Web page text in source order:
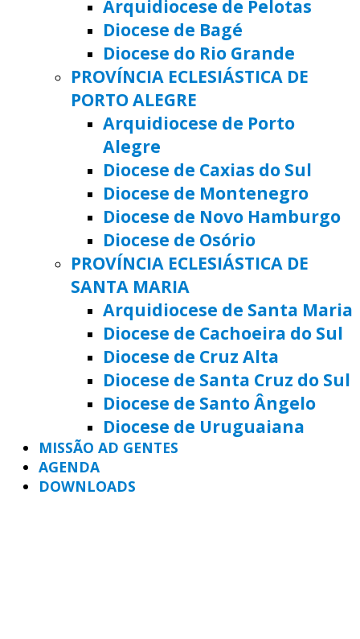
Arquidiocese de Pelotas
Diocese de Bagé
Diocese do Rio Grande
PROVÍNCIA ECLESIÁSTICA DE
PORTO ALEGRE
Arquidiocese de Porto
Alegre
Diocese de Caxias do Sul
Diocese de Montenegro
Diocese de Novo Hamburgo
Diocese de Osório
PROVÍNCIA ECLESIÁSTICA DE
SANTA MARIA
Arquidiocese de Santa Maria
Diocese de Cachoeira do Sul
Diocese de Cruz Alta
Diocese de Santa Cruz do Sul
Diocese de Santo Ângelo
Diocese de Uruguaiana
MISSÃO AD GENTES
AGENDA
DOWNLOADS